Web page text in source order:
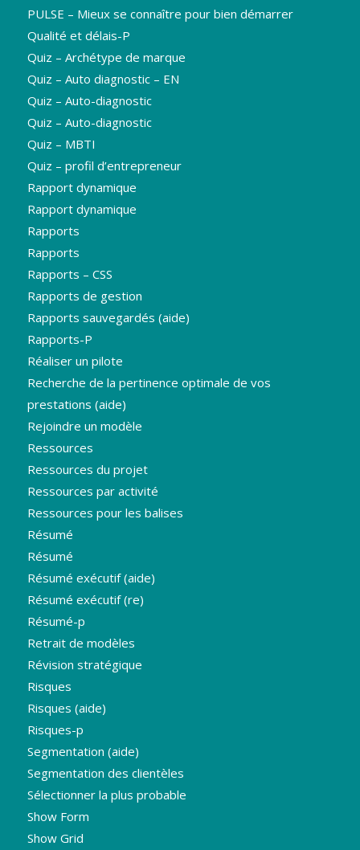
PULSE – Mieux se connaître pour bien démarrer
Qualité et délais-P
Quiz – Archétype de marque
Quiz – Auto diagnostic – EN
Quiz – Auto-diagnostic
Quiz – Auto-diagnostic
Quiz – MBTI
Quiz – profil d’entrepreneur
Rapport dynamique
Rapport dynamique
Rapports
Rapports
Rapports – CSS
Rapports de gestion
Rapports sauvegardés (aide)
Rapports-P
Réaliser un pilote
Recherche de la pertinence optimale de vos
prestations (aide)
Rejoindre un modèle
Ressources
Ressources du projet
Ressources par activité
Ressources pour les balises
Résumé
Résumé
Résumé exécutif (aide)
Résumé exécutif (re)
Résumé-p
Retrait de modèles
Révision stratégique
Risques
Risques (aide)
Risques-p
Segmentation (aide)
Segmentation des clientèles
Sélectionner la plus probable
Show Form
Show Grid